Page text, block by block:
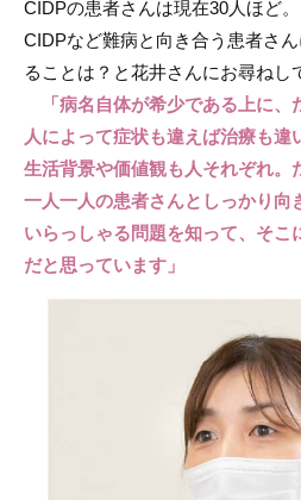
CIDPの患者さんは現在30人ほど。
CIDPなど難病と向き合う患者さ
ることは？と花井さんにお尋ねし
「病名自体が希少である上に、
人によって症状も違えば治療も
生活背景や価値観も人それぞれ。
一人一人の患者さんとしっかり向
いらっしゃる問題を知って、そこ
だと思っています」